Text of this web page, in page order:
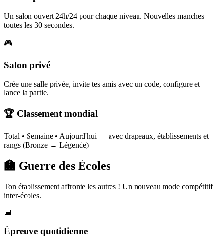
Un salon ouvert 24h/24 pour chaque niveau. Nouvelles manches
toutes les 30 secondes.
🎮
Salon privé
Crée une salle privée, invite tes amis avec un code, configure et
lance la partie.
🏆 Classement mondial
Total • Semaine • Aujourd'hui — avec drapeaux, établissements et
rangs (Bronze → Légende)
🏫 Guerre des Écoles
Ton établissement affronte les autres ! Un nouveau mode compétitif
inter-écoles.
📅
Épreuve quotidienne